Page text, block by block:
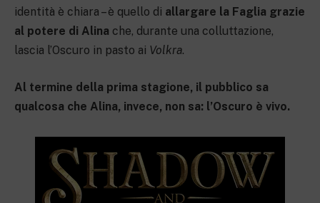
identità è chiara – è quello di allargare la Faglia grazie
al potere di Alina che, durante una colluttazione,
lascia l’Oscuro in pasto ai Volkra.
Al termine della prima stagione, il pubblico sa
qualcosa che Alina, invece, non sa: l’Oscuro è vivo.